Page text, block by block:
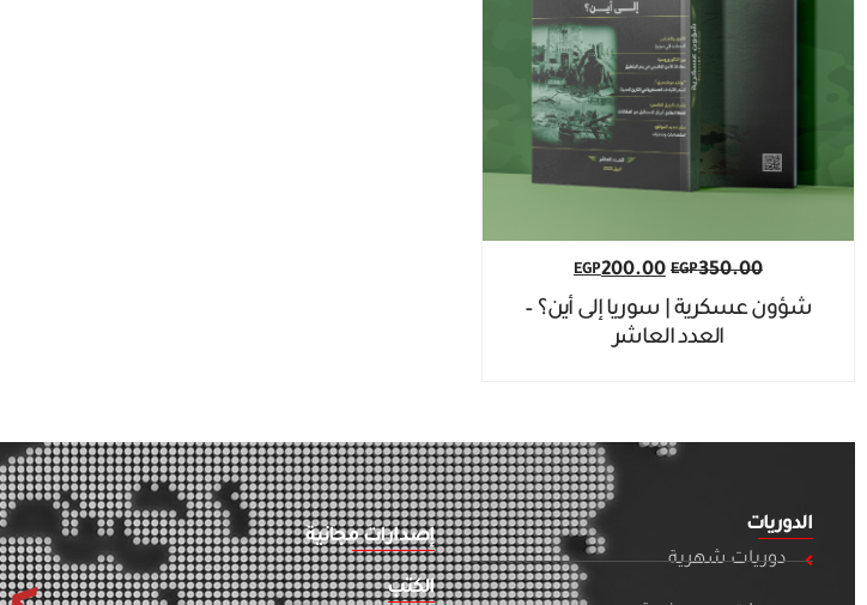
EGP350.00
EGP200.00
شؤون عسكرية | سوريا إلى أين؟ –
العدد العاشر
الدوريات
دوريات شهرية
إصدارات مجانية
الكتب